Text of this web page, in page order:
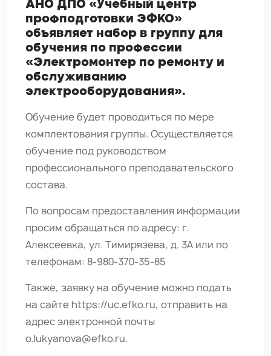
АНО ДПО «Учебный центр
профподготовки ЭФКО»
объявляет набор в группу для
обучения по профессии
«Электромонтер по ремонту и
обслуживанию
электрооборудования».
Обучение будет проводиться по мере
комплектования группы. Осуществляется
обучение под руководством
профессионального преподавательского
состава.
По вопросам предоставления информации
просим обращаться по адресу: г.
Алексеевка, ул. Тимирязева, д. 3А или по
телефонам: 8-980-370-35-85
Также, заявку на обучение можно подать
на сайте https://uc.efko.ru, отправить на
адрес электронной почты
o.lukyanova@efko.ru.